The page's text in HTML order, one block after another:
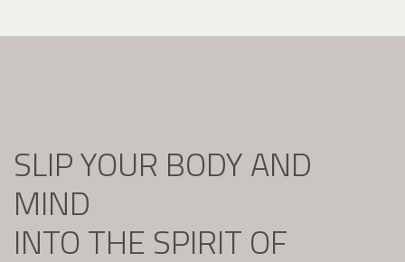
SLIP YOUR BODY AND
MIND
INTO THE SPIRIT OF